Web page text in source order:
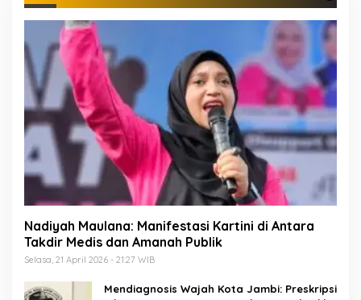
Nadiyah Maulana: Manifestasi Kartini di Antara
Takdir Medis dan Amanah Publik
Selasa, 21 April 2026 - 21:27 WIB
Mendiagnosis Wajah Kota Jambi: Preskripsi